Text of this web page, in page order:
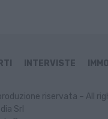
INTERVISTE
riservata – All
Srl